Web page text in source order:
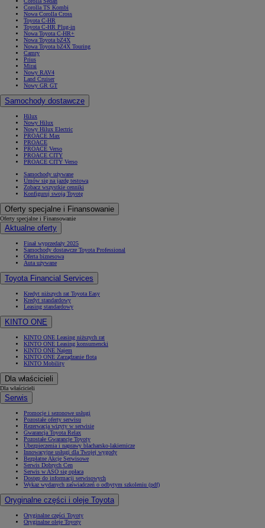
Corolla TS Kombi
Nowa Corolla Cross
Toyota C-HR
Toyota C-HR Plug-in
Nowa Toyota C-HR+
Nowa Toyota bZ4X
Nowa Toyota bZ4X Touring
Camry
Prius
Mirai
Nowy RAV4
Land Cruiser
Nowy GR GT
Samochody dostawcze
Hilux
Nowy Hilux
Nowy Hilux Electric
PROACE Max
PROACE
PROACE Verso
PROACE CITY
PROACE CITY Verso
Samochody używane
Umów się na jazdę testową
Zobacz wszystkie cenniki
Konfiguruj swoją Toyotę
Oferty specjalne i Finansowanie
Oferty specjalne i Finansowanie
Aktualne oferty
Finał wyprzedaży 2025
Samochody dostawcze Toyota Professional
Oferta biznesowa
Auta używane
Toyota Financial Services
Kredyt niższych rat Toyota Easy
Kredyt standardowy
Leasing standardowy
KINTO ONE
KINTO ONE Leasing niższych rat
KINTO ONE Leasing konsumencki
KINTO ONE Najem
KINTO ONE Zarządzanie flotą
KINTO Mobility
Dla właścicieli
Dla właścicieli
Serwis
Promocje i sezonowe usługi
Pozostałe oferty serwisu
Rezerwacja wizyty w serwisie
Gwarancja Toyota Relax
Pozostałe Gwarancje Toyoty
Ubezpieczenia i naprawy blacharsko-lakiernicze
Innowacyjne usługi dla Twojej wygody
Bezpłatne Akcje Serwisowe
Serwis Dobrych Cen
Serwis w ASO się opłaca
Dostęp do informacji serwisowych
Wykaz wydanych zaświadczeń o odbytym szkoleniu (pdf)
Oryginalne części i oleje Toyota
Oryginalne części Toyoty
Oryginalne oleje Toyoty